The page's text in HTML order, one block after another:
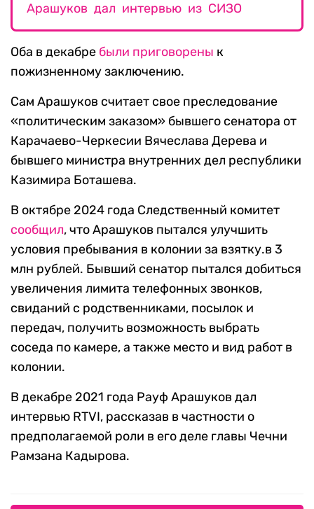
Арашуков дал интервью из СИЗО
Оба в декабре были приговорены к
пожизненному заключению.
Сам Арашуков считает свое преследование
«политическим заказом» бывшего сенатора от
Карачаево-Черкесии Вячеслава Дерева и
бывшего министра внутренних дел республики
Казимира Боташева.
В октябре 2024 года Следственный комитет
сообщил, что Арашуков пытался улучшить
условия пребывания в колонии за взятку.в 3
млн рублей. Бывший сенатор пытался добиться
увеличения лимита телефонных звонков,
свиданий с родственниками, посылок и
передач, получить возможность выбрать
соседа по камере, а также место и вид работ в
колонии.
В декабре 2021 года Рауф Арашуков дал
интервью RTVI, рассказав в частности о
предполагаемой роли в его деле главы Чечни
Рамзана Кадырова.